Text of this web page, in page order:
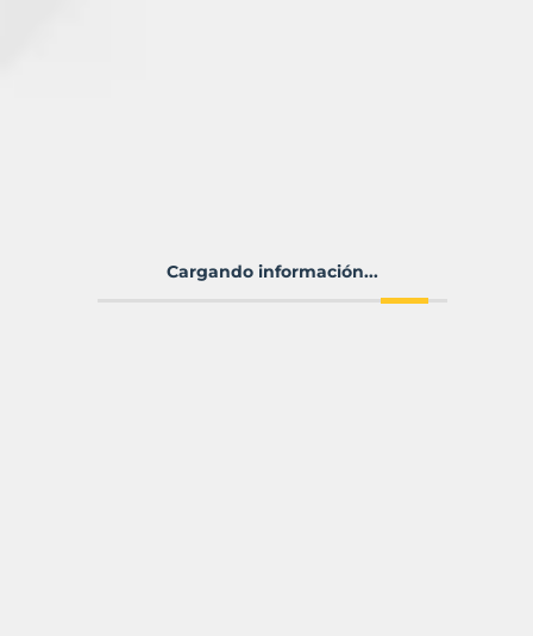
Cargando información...